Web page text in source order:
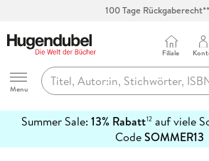
100 Tage
Hugendubel
Menu
Filiale
Summer Sale: 13% Rabatt12auf viele
CodeSOMMER13
erfahren